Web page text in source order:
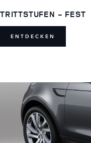
TRITTSTUFEN - FEST
ENTDECKEN